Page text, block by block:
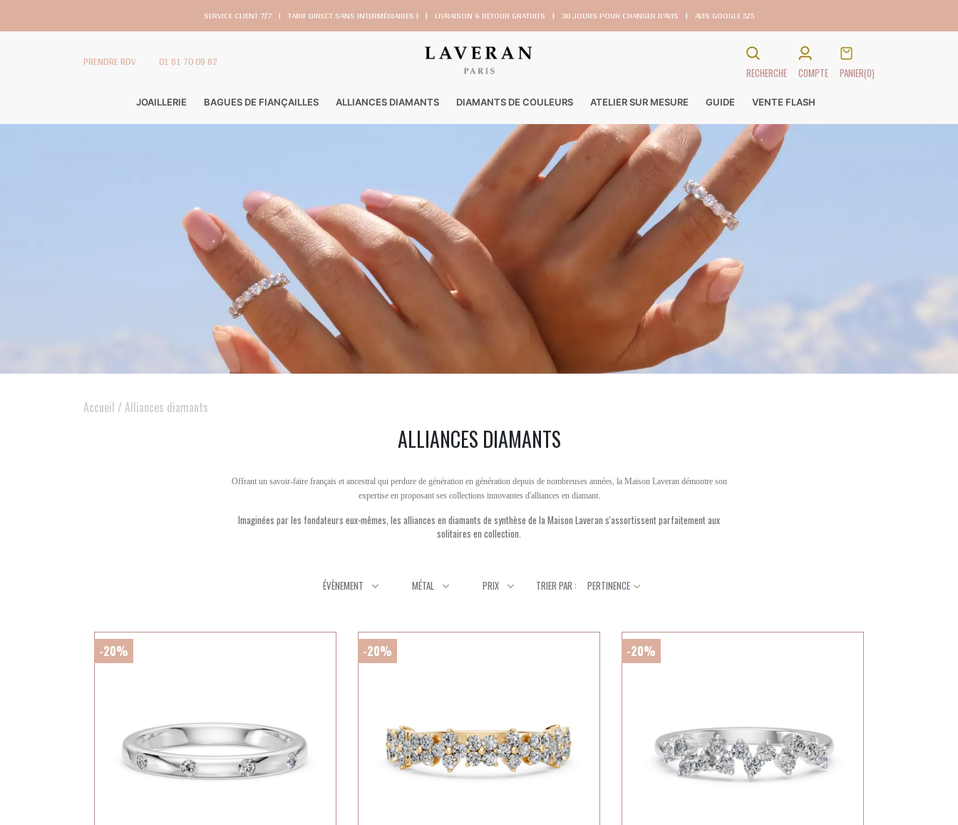
SERVICE CLIENT 7/7 | TARIF DIRECT SANS INTERMÉDIAIRES | | LIVRAISON & RETOUR GRATUITS | 30 JOURS POUR CHANGER D’AVIS | AVIS GOOGLE 5/5
PRENDRE RDV 01 81 70 09 82
RECHERCHE COMPTE PANIER(0)
JOAILLERIE BAGUES DE FIANÇAILLES ALLIANCES DIAMANTS DIAMANTS DE COULEURS ATELIER SUR MESURE GUIDE VENTE FLASH
Accueil Alliances diamants
ALLIANCES DIAMANTS
Offrant un savoir-faire français et ancestral qui perdure de génération en génération depuis de nombreuses années, la Maison Laveran démontre son
expertise en proposant ses collections innovantes d'alliances en diamant.
Imaginées par les fondateurs eux-mêmes, les alliances en diamants de synthèse de la Maison Laveran s'assortissent parfaitement aux
solitaires en collection.
ÉVÈNEMENT MÉTAL PRIX TRIER PAR : PERTINENCE
-20% -20% -20%